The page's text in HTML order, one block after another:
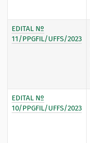
EDITAL Nº
11/PPGFIL/UFFS/2023
EDITAL Nº
10/PPGFIL/UFFS/2023